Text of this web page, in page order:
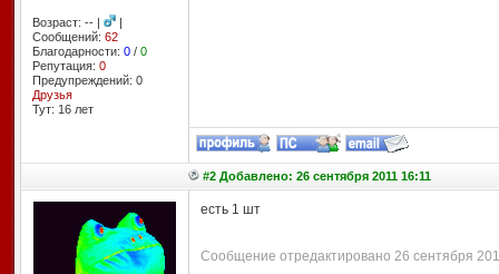
Возраст: -- |
|
Сообщений: 62
Благодарности: 0/ 0
Репутация: 0
Предупреждений: 0
Друзья
Тут: 16 лет
#2 Добавлено: 26 сентября 2011 16:11
есть 1 шт
Сообщение отредактировано 26 сентября